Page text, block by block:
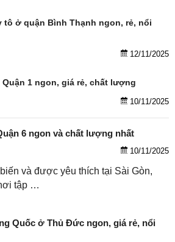
tô ở quận Bình Thạnh ngon, rẻ, nổi
12/11/2025
1 ngon, giá rẻ, chất lượng
10/11/2025
6 ngon và chất lượng nhất
10/11/2025
và được yêu thích tại Sài Gòn,
tập …
Quốc ở Thủ Đức ngon, giá rẻ, nổi